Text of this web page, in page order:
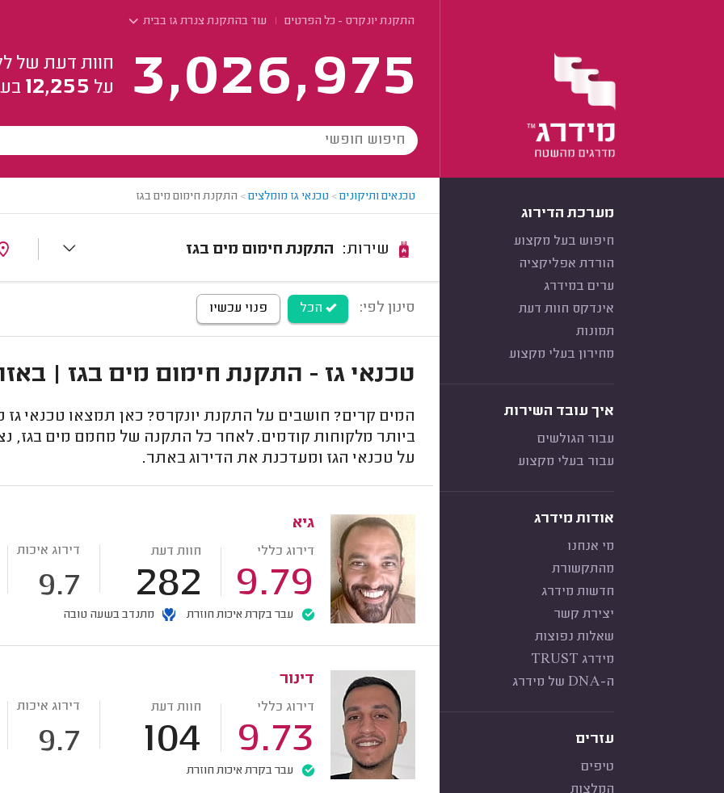
התקנת יונקרס - כל הפרטים עוד בהתקנת צנרת גז בבית
3,026,975
חוות דעת של
על 12,255
מערכת הדירוג
חיפוש בעל מקצוע
הורדת אפליקציה
ערים במידרג
אינדקס חוות דעת
תמונות
מחירון בעלי מקצוע
איך עובד השירות
עבור הגולשים
עבור בעלי מקצוע
אודות מידרג
מי אנחנו
מהתקשורת
חדשות מידרג
יצירת קשר
שאלות נפוצות
מידרג TRUST
ה-DNA של מידרג
עזרים
טיפים
המלצות
טכנאים ותיקונים> טכנאי גז מומלצים> התקנת חימום מים בגז
התקנת חימום מים בגז
סינון לפי: הכל פנוי עכשיו
טכנאי גז - התקנת חימום מים בגז |
המים קרים? חושבים על התקנת יונקרס? כאן תמצאו טכנאי גז
ביותר מלקוחות קודמים. לאחר כל התקנה של מחמם מים בגז,
על טכנאי הגז ומעדכנת את הדירוג באתר.
גיא
דירוג כללי
9.79
חוות דעת
282
דירוג איכות
9.7
עבר בקרת איכות חוזרת מתנדב בשעה טובה
דינור
דירוג כללי
9.73
חוות דעת
104
דירוג איכות
9.7
עבר בקרת איכות חוזרת